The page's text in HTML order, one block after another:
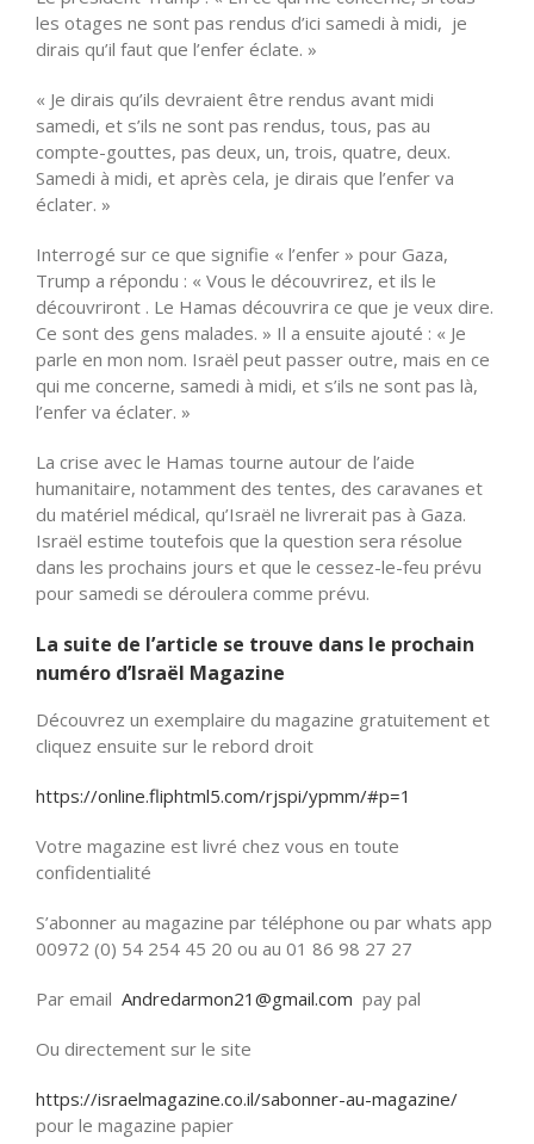
les otages ne sont pas rendus d’ici samedi à midi, je
dirais qu’il faut que l’enfer éclate. »
« Je dirais qu’ils devraient être rendus avant midi
samedi, et s’ils ne sont pas rendus, tous, pas au
compte-gouttes, pas deux, un, trois, quatre, deux.
Samedi à midi, et après cela, je dirais que l’enfer va
éclater. »
Interrogé sur ce que signifie « l’enfer » pour Gaza,
Trump a répondu : « Vous le découvrirez, et ils le
découvriront . Le Hamas découvrira ce que je veux dire.
Ce sont des gens malades. » Il a ensuite ajouté : « Je
parle en mon nom. Israël peut passer outre, mais en ce
qui me concerne, samedi à midi, et s’ils ne sont pas là,
l’enfer va éclater. »
La crise avec le Hamas tourne autour de l’aide
humanitaire, notamment des tentes, des caravanes et
du matériel médical, qu’Israël ne livrerait pas à Gaza.
Israël estime toutefois que la question sera résolue
dans les prochains jours et que le cessez-le-feu prévu
pour samedi se déroulera comme prévu.
La suite de l’article se trouve dans le prochain
numéro d’Israël Magazine
Découvrez un exemplaire du magazine gratuitement et
cliquez ensuite sur le rebord droit
https://online.fliphtml5.com/rjspi/ypmm/#p=1
Votre magazine est livré chez vous en toute
confidentialité
S’abonner au magazine par téléphone ou par whats app
00972 (0) 54 254 45 20 ou au 01 86 98 27 27
Par email Andredarmon21@gmail.com pay pal
Ou directement sur le site
https://israelmagazine.co.il/sabonner-au-magazine/
pour le magazine papier